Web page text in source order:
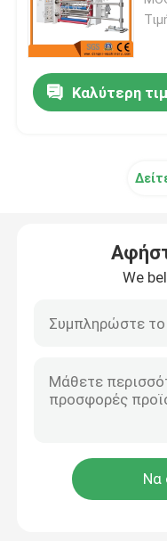
Φυσώντας μηχανή
Φγμένη Monolayer
Μηχανή
τσάντα
Τσάντα στο ρόλο
σχισμή
Καλύτερη
We